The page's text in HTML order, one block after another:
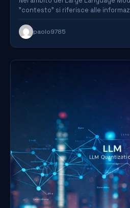
"contesto" si riferisce alle
paolo9785